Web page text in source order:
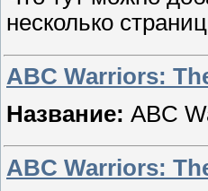
несколько
ABC Warriors:
Название: ABC
ABC Warriors: